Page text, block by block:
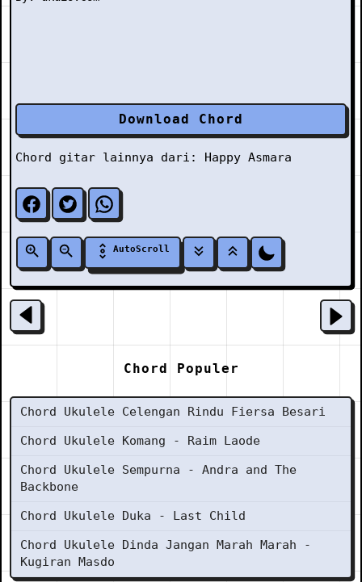
Download Chord
Chord gitar lainnya dari: Happy Asmara
AutoScroll
Chord Populer
Chord Ukulele Celengan Rindu Fiersa Besari
Chord Ukulele Komang - Raim Laode
Chord Ukulele Sempurna - Andra and The
Backbone
Chord Ukulele Duka - Last Child
Chord Ukulele Dinda Jangan Marah Marah -
Kugiran Masdo